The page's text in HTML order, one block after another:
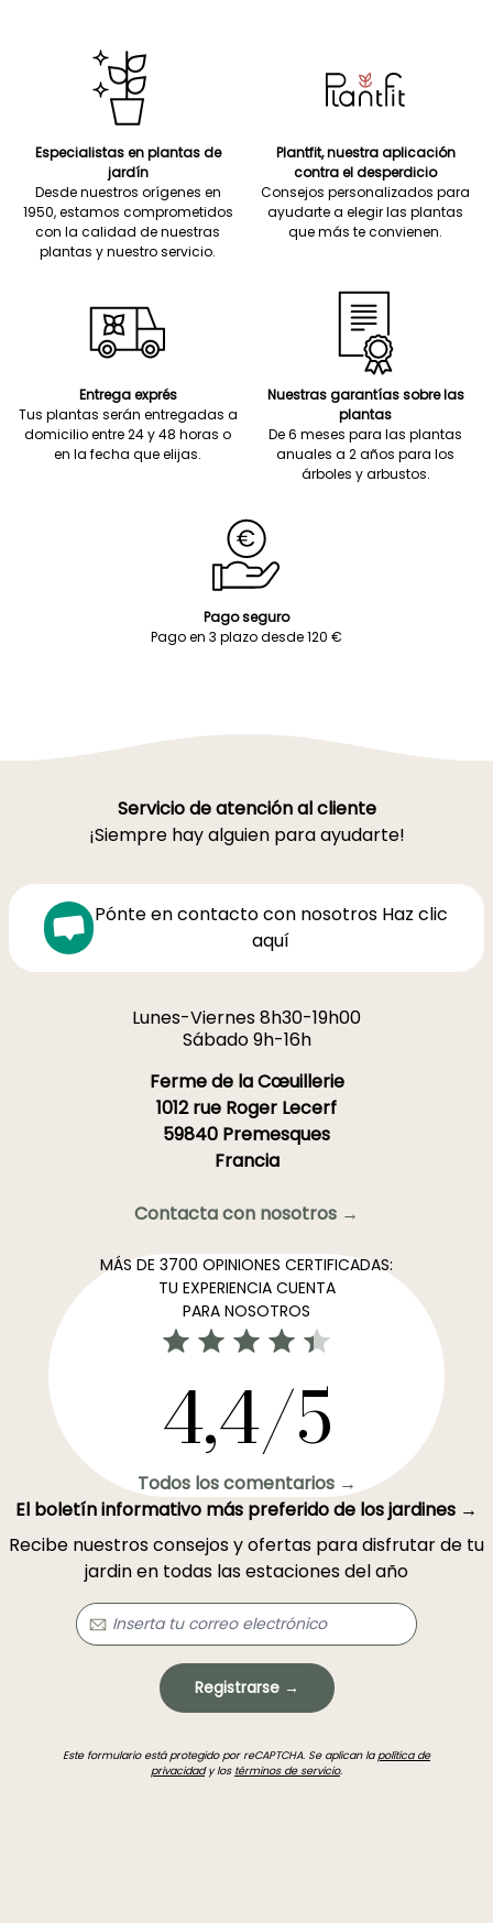
Especialistas en plantas de
jardín
Desde nuestros orígenes en
1950, estamos comprometidos
con la calidad de nuestras
plantas y nuestro servicio.
Plantfit, nuestra aplicación
contra el desperdicio
Consejos personalizados para
ayudarte a elegir las plantas
que más te convienen.
Entrega exprés
Tus plantas serán entregadas a
domicilio entre 24 y 48 horas o
en la fecha que elijas.
Nuestras garantías sobre las
plantas
De 6 meses para las plantas
anuales a 2 años para los
árboles y arbustos.
Pago seguro
Pago en 3 plazo desde 120 €
Servicio de atención al cliente
¡Siempre hay alguien para ayudarte!
Pónte en contacto con nosotros Haz clic
aquí
Lunes-Viernes 8h30-19h00
Sábado 9h-16h
Ferme de la Cœuillerie
1012 rue Roger Lecerf
59840 Premesques
Francia
Contacta con nosotros →
MÁS DE 3700 OPINIONES CERTIFICADAS:
TU EXPERIENCIA CUENTA
PARA NOSOTROS
4,4/5
Todos los comentarios →
El boletín informativo más preferido de los jardines →
Recibe nuestros consejos y ofertas para disfrutar de tu
jardin en todas las estaciones del año
Registrarse →
Este formulario está protegido por reCAPTCHA. Se aplican lapolítica de
privacidady los términos de servicio.